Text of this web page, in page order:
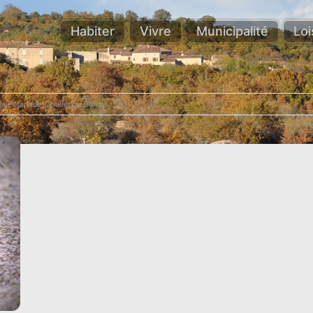
Habiter Vivre Municipalité
Pétanque-Challenge Dumas